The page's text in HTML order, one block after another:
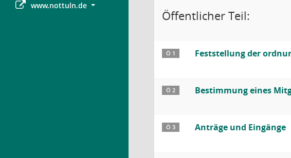
www.nottuln.de
Öffentlicher Teil:
Ö 1 Feststellung der
Ö 2 Bestimmung eines
Ö 3 Anträge und Eingänge